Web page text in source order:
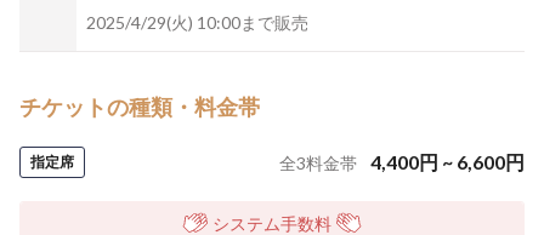
2025/4/29(火) 10:00まで販売
チケットの種類・料金帯
指定席 全3料金帯 4,400円 ~ 6,600円
システム手数料